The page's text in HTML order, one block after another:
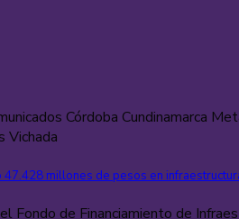
Córdoba Cundinamarca
Vichada
millones de pesos en
Fondo de Financiamiento de